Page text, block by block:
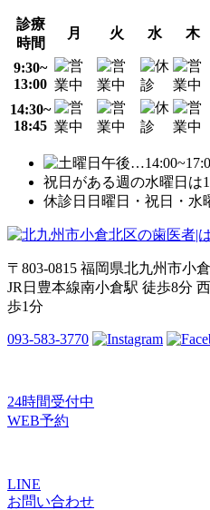
診療
時間
月 火 水 木
9:30~
13:00
14:30~
18:45
祝日がある週の水曜日は
休診日 日曜日・祝日・水
〒803-0815 福岡県北九州市小
JR日豊本線南小倉駅 徒歩8分
歩1分
093-583-3770
24時間受付中
WEB予約
LINE
お問い合わせ